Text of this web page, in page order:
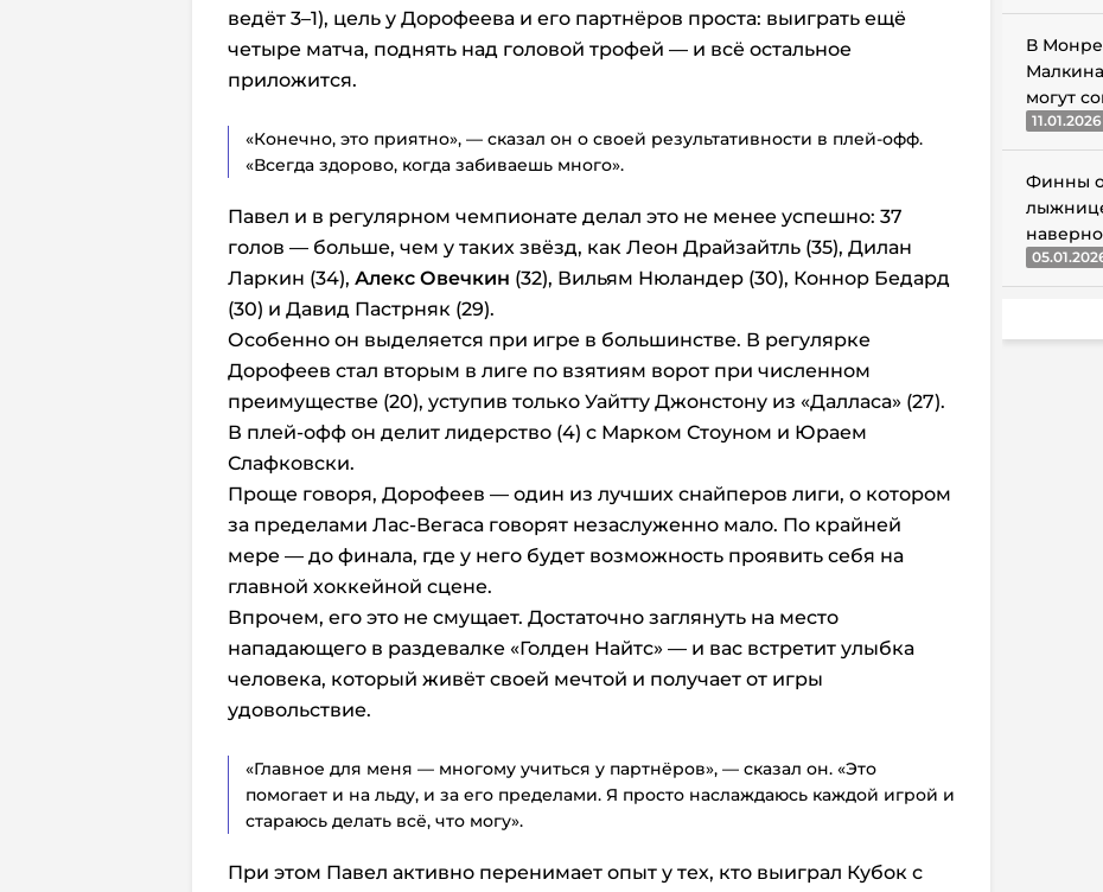
ведёт 3–1), цель у Дорофеева и его партнёров проста: выиграть ещё
четыре матча, поднять над головой трофей — и всё остальное
приложится.
«Конечно, это приятно», — сказал он о своей результативности в плей-офф.
«Всегда здорово, когда забиваешь много».
Павел и в регулярном чемпионате делал это не менее успешно: 37
голов — больше, чем у таких звёзд, как Леон Драйзайтль (35), Дилан
Ларкин (34), Алекс Овечкин (32), Вильям Нюландер (30), Коннор Бедард
(30) и Давид Пастрняк (29).
Особенно он выделяется при игре в большинстве. В регулярке
Дорофеев стал вторым в лиге по взятиям ворот при численном
преимуществе (20), уступив только Уайтту Джонстону из «Далласа» (27).
В плей-офф он делит лидерство (4) с Марком Стоуном и Юраем
Слафковски.
Проще говоря, Дорофеев — один из лучших снайперов лиги, о котором
за пределами Лас-Вегаса говорят незаслуженно мало. По крайней
мере — до финала, где у него будет возможность проявить себя на
главной хоккейной сцене.
Впрочем, его это не смущает. Достаточно заглянуть на место
нападающего в раздевалке «Голден Найтс» — и вас встретит улыбка
человека, который живёт своей мечтой и получает от игры
удовольствие.
«Главное для меня — многому учиться у партнёров», — сказал он. «Это
помогает и на льду, и за его пределами. Я просто наслаждаюсь каждой игрой и
стараюсь делать всё, что могу».
При этом Павел активно перенимает опыт у тех, кто выиграл Кубок с
В
могут
11.01.2026
Финны